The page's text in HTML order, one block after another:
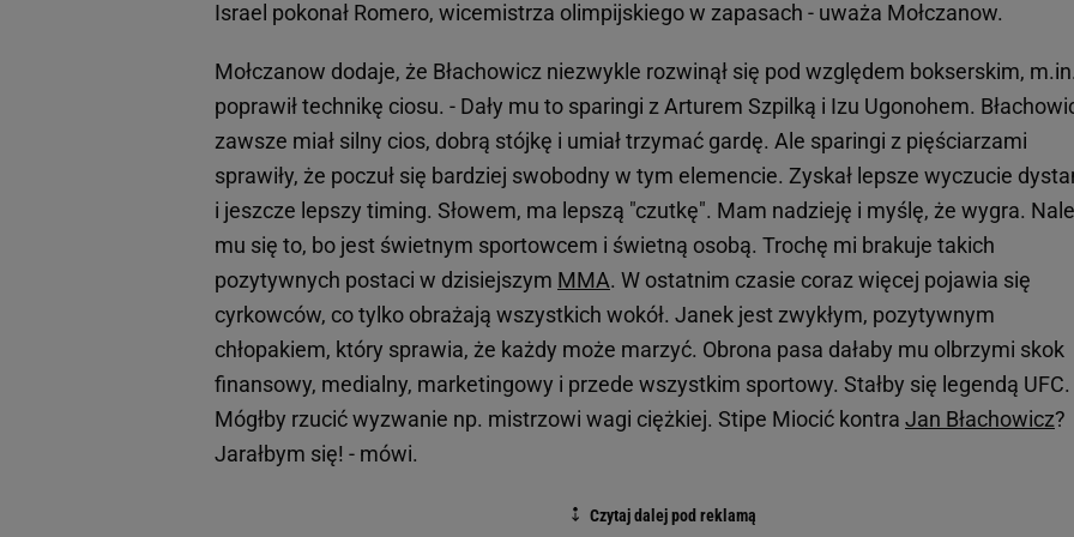
Israel pokonał Romero, wicemistrza olimpijskiego w zapasach - uważa Mołczanow.
Mołczanow dodaje, że Błachowicz niezwykle rozwinął się pod względem bokserskim, m.in.
poprawił technikę ciosu. - Dały mu to sparingi z Arturem Szpilką i Izu Ugonohem.
zawsze miał silny cios, dobrą stójkę i umiał trzymać gardę. Ale sparingi z pięściarzami
sprawiły, że poczuł się bardziej swobodny w tym elemencie. Zyskał lepsze wyczucie
i jeszcze lepszy timing. Słowem, ma lepszą "czutkę". Mam nadzieję i myślę, że wygra.
mu się to, bo jest świetnym sportowcem i świetną osobą. Trochę mi brakuje takich
pozytywnych postaci w dzisiejszym MMA. W ostatnim czasie coraz więcej pojawia się
cyrkowców, co tylko obrażają wszystkich wokół. Janek jest zwykłym, pozytywnym
chłopakiem, który sprawia, że każdy może marzyć. Obrona pasa dałaby mu olbrzymi skok
finansowy, medialny, marketingowy i przede wszystkim sportowy. Stałby się legendą UFC.
Mógłby rzucić wyzwanie np. mistrzowi wagi ciężkiej. Stipe Miocić kontra Jan Błachowicz?
Jarałbym się! - mówi.